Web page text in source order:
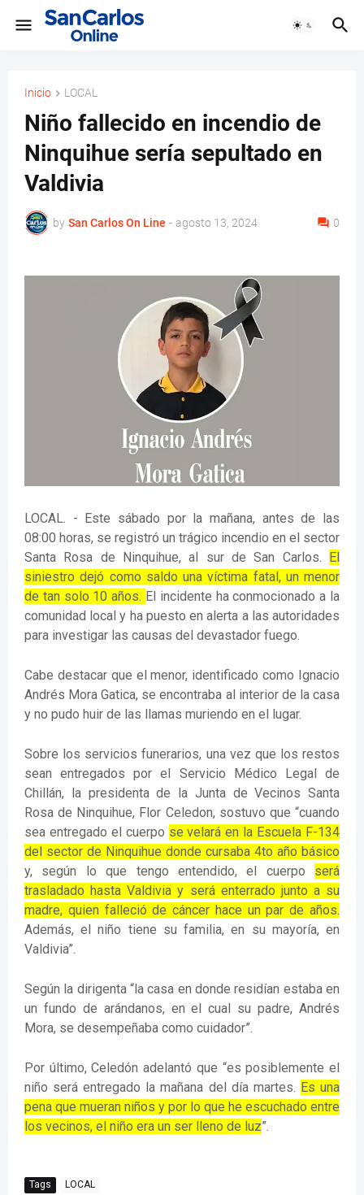
Inicio LOCAL
Niño fallecido en incendio de
Ninquihue sería sepultado en
Valdivia
by San Carlos On Line - agosto 13, 2024 0
LOCAL. - Este sábado por la mañana, antes de las
08:00 horas, se registró un trágico incendio en el sector
Santa Rosa de Ninquihue, al sur de San Carlos. El
siniestro dejó como saldo una víctima fatal, un menor
de tan solo 10 años. El incidente ha conmocionado a la
comunidad local y ha puesto en alerta a las autoridades
para investigar las causas del devastador fuego.
Cabe destacar que el menor, identificado como Ignacio
Andrés Mora Gatica, se encontraba al interior de la casa
y no pudo huir de las llamas muriendo en el lugar.
Sobre los servicios funerarios, una vez que los restos
sean entregados por el Servicio Médico Legal de
Chillán, la presidenta de la Junta de Vecinos Santa
Rosa de Ninquihue, Flor Celedon, sostuvo que “cuando
sea entregado el cuerpo se velará en la Escuela F-134
del sector de Ninquihue donde cursaba 4to año básico
y, según lo que tengo entendido, el cuerpo será
trasladado hasta Valdivia y será enterrado junto a su
madre, quien falleció de cáncer hace un par de años.
Además, el niño tiene su familia, en su mayoría, en
Valdivia”.
Según la dirigenta “la casa en donde residían estaba en
un fundo de arándanos, en el cual su padre, Andrés
Mora, se desempeñaba como cuidador”.
Por último, Celedón adelantó que “es posiblemente el
niño será entregado la mañana del día martes. Es una
pena que mueran niños y por lo que he escuchado entre
los vecinos, el niño era un ser lleno de luz”.
Tags LOCAL